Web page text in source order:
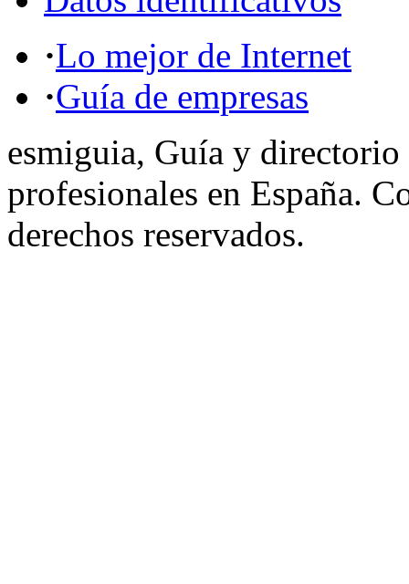
·Lo mejor de Internet
·Guía de empresas
esmiguia, Guía y directorio
profesionales en España.
derechos reservados.